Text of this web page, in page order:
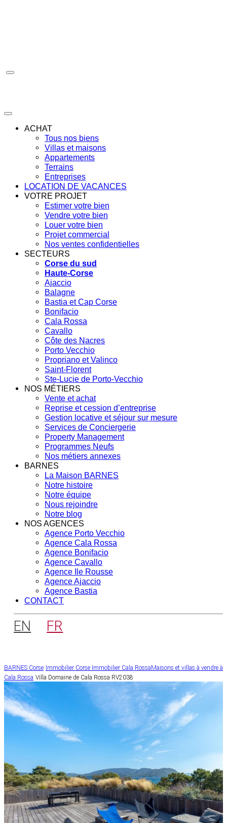
ACHAT
Tous nos biens
Villas et maisons
Appartements
Terrains
Entreprises
LOCATION DE VACANCES
VOTRE PROJET
Estimer votre bien
Vendre votre bien
Louer votre bien
Projet commercial
Nos ventes confidentielles
SECTEURS
Corse du sud
Haute-Corse
Ajaccio
Balagne
Bastia et Cap Corse
Bonifacio
Cala Rossa
Cavallo
Côte des Nacres
Porto Vecchio
Propriano et Valinco
Saint-Florent
Ste-Lucie de Porto-Vecchio
NOS MÉTIERS
Vente et achat
Reprise et cession d’entreprise
Gestion locative et séjour sur mesure
Services de Conciergerie
Property Management
Programmes Neufs
Nos métiers annexes
BARNES
La Maison BARNES
Notre histoire
Notre équipe
Nous rejoindre
Notre blog
NOS AGENCES
Agence Porto Vecchio
Agence Cala Rossa
Agence Bonifacio
Agence Cavallo
Agence Ile Rousse
Agence Ajaccio
Agence Bastia
CONTACT
EN FR
BARNES Corse Immobilier Corse Immobilier Cala RossaMaisons et villas à vendre à
Cala Rossa Villa Domaine de Cala Rossa RV2038